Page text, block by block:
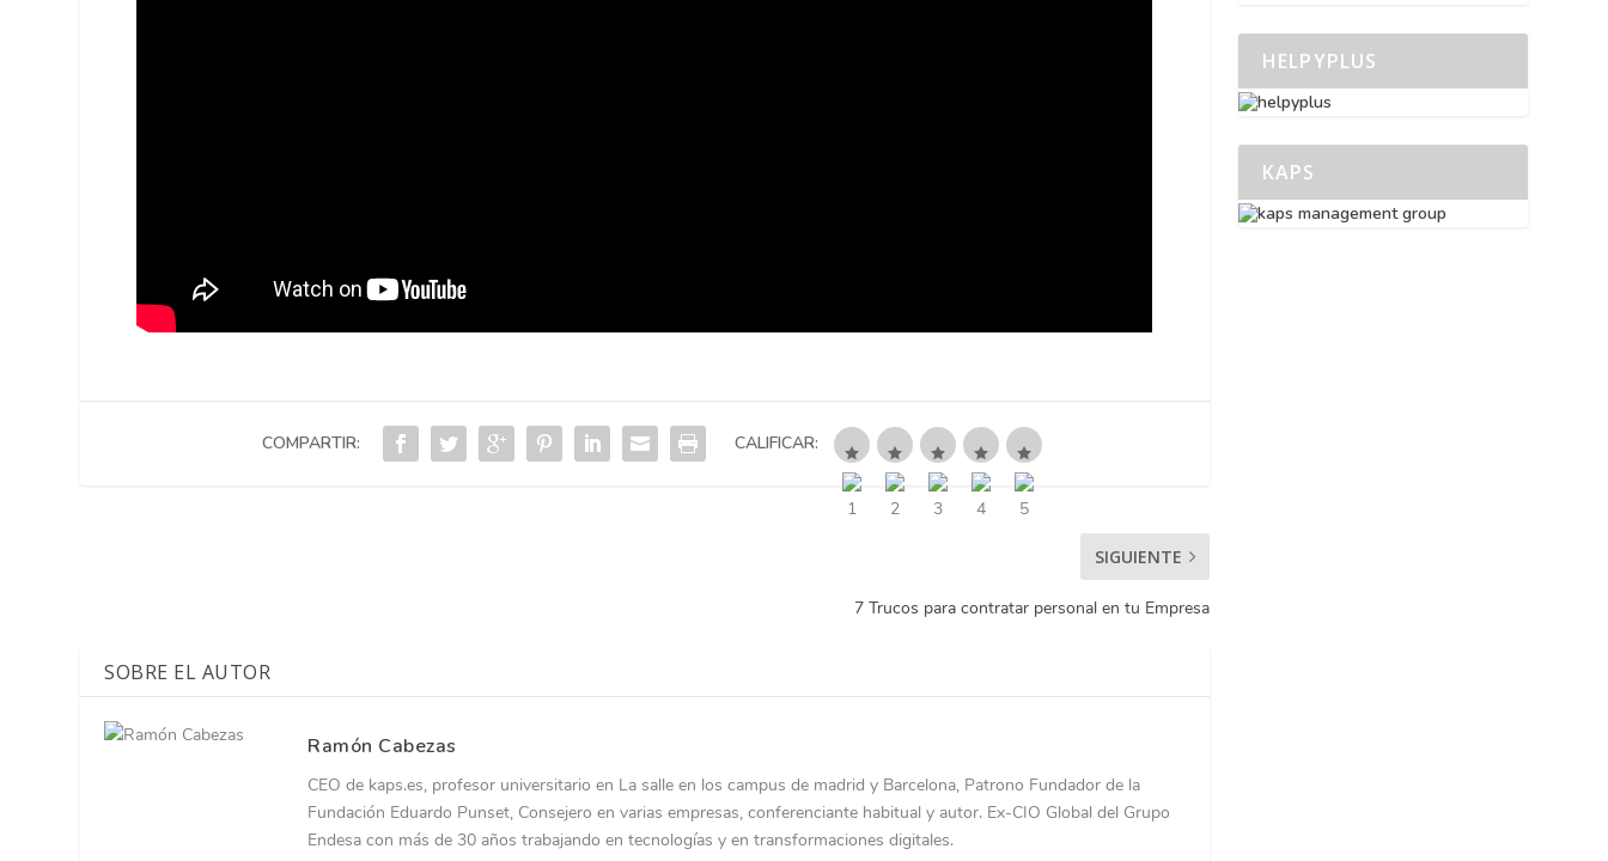
COMPARTIR: CALIFICAR:
SIGUIENTE
7 Trucos para contratar personal en tu Empresa
SOBRE EL AUTOR
Ramón Cabezas
CEO de kaps.es, profesor universitario en La salle en los campus de madrid y Barcelona, Patrono Fundador de la
Fundación Eduardo Punset, Consejero en varias empresas, conferenciante habitual y autor. Ex-CIO Global del Grupo
Endesa con más de 30 años trabajando en tecnologías y en transformaciones digitales.
HELPYPLUS
KAPS